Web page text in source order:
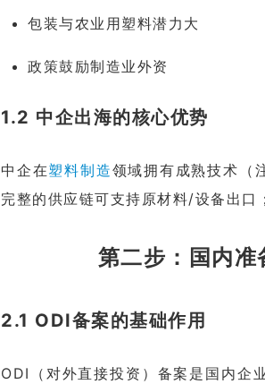
包装与农业用塑料潜力大
政策鼓励制造业外资
1.2 中企出海的核心优势
中企在塑料制造领域拥有成熟技术（
完整的供应链可支持原材料/设备出口
第二步：国内
2.1 ODI备案的基础作用
ODI（对外直接投资）备案是国内企